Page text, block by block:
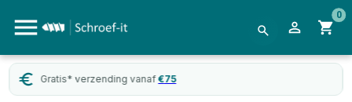
0
Gratis* verzending vanaf €75